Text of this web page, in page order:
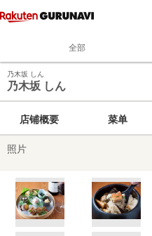
全部
乃木坂 しん
乃木坂 しん
店铺概要 菜单
照片